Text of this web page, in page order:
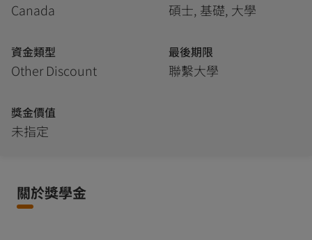
Canada 碩士, 基礎, 大學
資金類型
Other Discount
最後期限
聯繫大學
獎金價值
未指定
關於獎學金